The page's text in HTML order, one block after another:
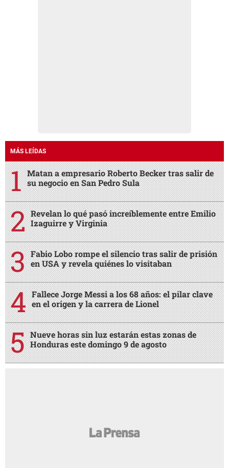
MÁS LEÍDAS
Matan a empresario Roberto Becker tras salir de
su negocio en San Pedro Sula
Revelan lo qué pasó increíblemente entre Emilio
Izaguirre y Virginia
Fabio Lobo rompe el silencio tras salir de prisión
en USA y revela quiénes lo visitaban
Fallece Jorge Messi a los 68 años: el pilar clave
en el origen y la carrera de Lionel
Nueve horas sin luz estarán estas zonas de
Honduras este domingo 9 de agosto